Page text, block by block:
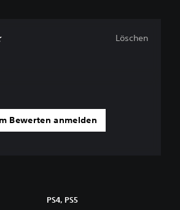
Bewerten anmelden
Löschen
PS4, PS5